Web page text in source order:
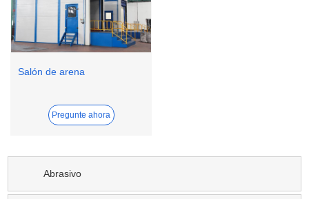
Salón de arena
Pregunte ahora
Abrasivo